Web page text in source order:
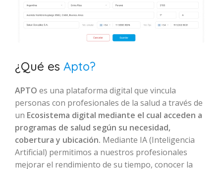
¿Qué es Apto?
APTO es una plataforma digital que vincula
personas con profesionales de la salud a través de
un Ecosistema digital mediante el cual acceden a
programas de salud según su necesidad,
cobertura y ubicación. Mediante IA (Inteligencia
Artificial) permitimos a nuestros profesionales
mejorar el rendimiento de su tiempo, conocer la